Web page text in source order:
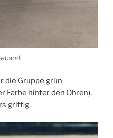
die Gruppe grün
Farbe hinter den Ohren).
griffig.